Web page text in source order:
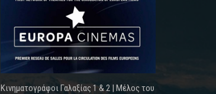
Κινηματογράφοι Γαλαξίας 1 & 2 | Μέλος του